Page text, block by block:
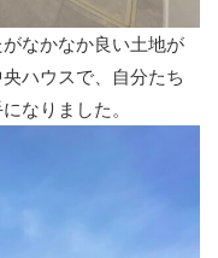
なかなか良い土地が
ハウスで、自分たち
なりました。